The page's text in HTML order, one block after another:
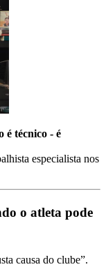
é técnico - é
especialista nos
o atleta pode
causa do clube”.